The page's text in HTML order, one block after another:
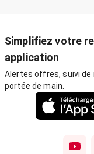
Simplifiez votre
application
Alertes offres, suivi
portée de main.